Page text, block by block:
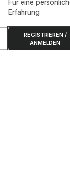
Für eine
Erfahrung
REGISTRIEREN /
ANMELDEN